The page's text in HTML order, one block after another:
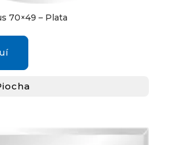
70×49 – Plata